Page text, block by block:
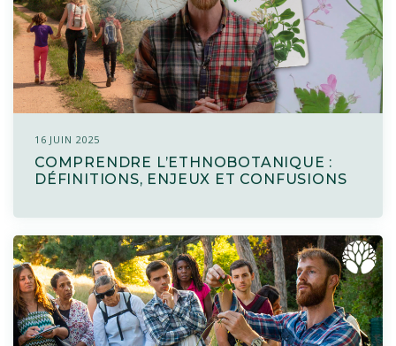
16 JUIN 2025
COMPRENDRE L’ETHNOBOTANIQUE :
DÉFINITIONS, ENJEUX ET CONFUSIONS